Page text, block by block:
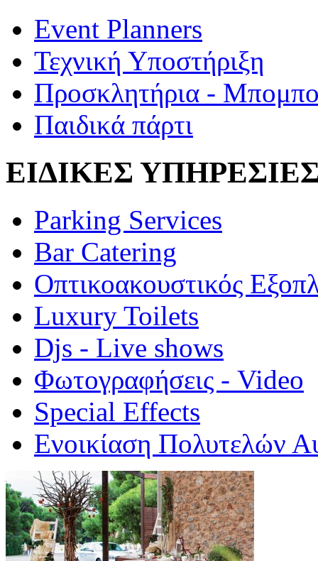
Event Planners
Τεχνική Υποστήριξη
Προσκλητήρια -
Παιδικά πάρτι
ΕΙΔΙΚΕΣ
Parking Services
Bar Catering
Οπτικοακουστικός
Luxury Toilets
Djs - Live shows
Φωτογραφήσεις - Video
Special Εffects
Ενοικίαση Πολυτελών